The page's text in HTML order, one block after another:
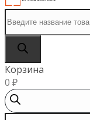
товаров
Корзина
0 ₽